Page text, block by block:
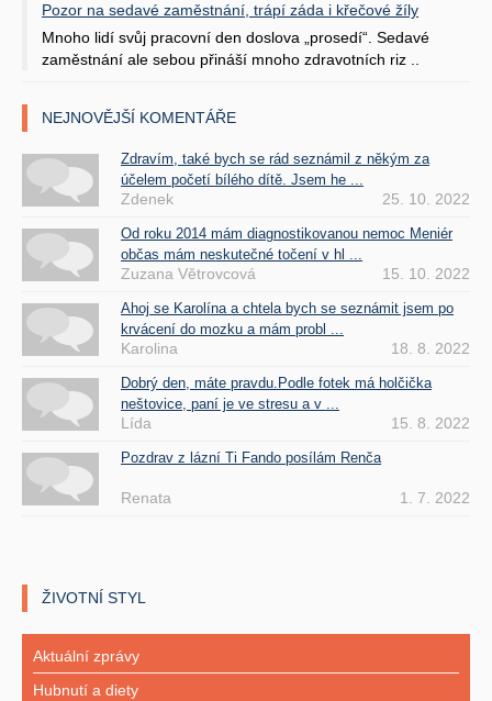
Pozor na sedavé zaměstnání, trápí záda i křečové žíly
Mnoho lidí svůj pracovní den doslova „prosedí“. Sedavé
zaměstnání ale sebou přináší mnoho zdravotních riz ..
NEJNOVĚJŠÍ KOMENTÁŘE
Zdravím, také bych se rád seznámil z někým za
účelem početí bílého dítě. Jsem he ...
Zdenek 25. 10. 2022
Od roku 2014 mám diagnostikovanou nemoc Meniér
občas mám neskutečné točení v hl ...
Zuzana Větrovcová 15. 10. 2022
Ahoj se Karolína a chtela bych se seznámit jsem po
krvácení do mozku a mám probl ...
Karolina 18. 8. 2022
Dobrý den, máte pravdu.Podle fotek má holčička
neštovice, paní je ve stresu a v ...
Lída 15. 8. 2022
Pozdrav z lázní Ti Fando posílám Renča
Renata 1. 7. 2022
ŽIVOTNÍ STYL
Aktuální zprávy
Hubnutí a diety